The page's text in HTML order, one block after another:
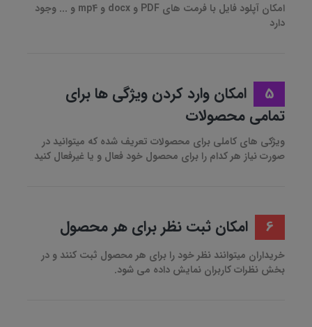
امکان آپلود فایل با فرمت های PDF و docx و mp4 و ... وجود
دارد
5
امکان وارد کردن ویژگی ها برای
تمامی محصولات
ویژکی های کاملی برای محصولات تعریف شده که میتوانید در
صورت نیاز هر کدام را برای محصول خود فعال و یا غیرفعال کنید
6 امکان ثبت نظر برای هر محصول
خریداران میتوانند نظر خود را برای هر محصول ثبت کنند و در
بخش نظرات کاربران نمایش داده می شود.